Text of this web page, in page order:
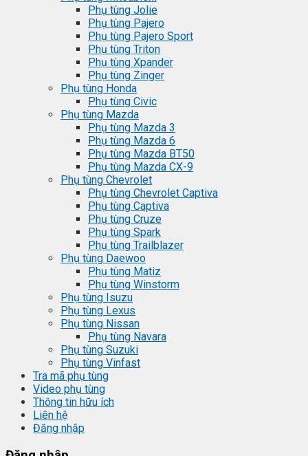
Phụ tùng Jolie
Phụ tùng Pajero
Phụ tùng Pajero Sport
Phụ tùng Triton
Phụ tùng Xpander
Phụ tùng Zinger
Phụ tùng Honda
Phụ tùng Civic
Phụ tùng Mazda
Phụ tùng Mazda 3
Phụ tùng Mazda 6
Phụ tùng Mazda BT50
Phụ tùng Mazda CX-9
Phụ tùng Chevrolet
Phụ tùng Chevrolet Captiva
Phụ tùng Captiva
Phụ tùng Cruze
Phụ tùng Spark
Phụ tùng Trailblazer
Phụ tùng Daewoo
Phụ tùng Matiz
Phụ tùng Winstorm
Phụ tùng Isuzu
Phụ tùng Lexus
Phụ tùng Nissan
Phụ tùng Navara
Phụ tùng Suzuki
Phụ tùng Vinfast
Tra mã phụ tùng
Video phụ tùng
Thông tin hữu ích
Liên hệ
Đăng nhập